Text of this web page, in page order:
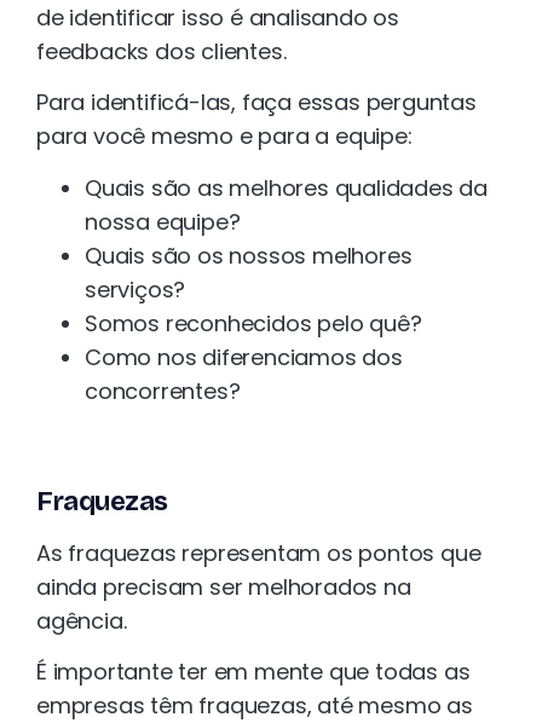
de identificar isso é analisando os
feedbacks dos clientes.
Para identificá-las, faça essas perguntas
para você mesmo e para a equipe:
Quais são as melhores qualidades da
nossa equipe?
Quais são os nossos melhores
serviços?
Somos reconhecidos pelo quê?
Como nos diferenciamos dos
concorrentes?
Fraquezas
As fraquezas representam os pontos que
ainda precisam ser melhorados na
agência.
É importante ter em mente que todas as
empresas têm fraquezas, até mesmo as